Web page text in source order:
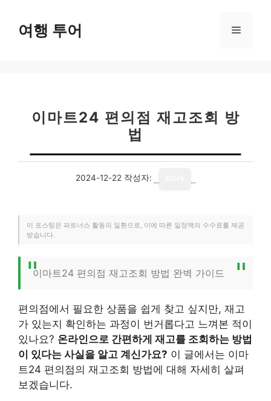
여행 투어 메
이마트24 편의점 재고조회 방
법
2024-12-22 작성자:
이 포스팅은 파트너스 활동의 일환으로, 이에 따른 일정액의 수수료를 제공
받습니다.
이마트24 편의점 재고조회 방법 완벽 가이드
편의점에서 필요한 상품을 쉽게 찾고 싶지만, 재고
가 있는지 확인하는 과정이 번거롭다고 느껴본 적이
있나요? 온라인으로 간편하게 재고를 조회하는 방법
이 있다는 사실을 알고 계신가요? 이 글에서는 이마
트24 편의점의 재고조회 방법에 대해 자세히 살펴
보겠습니다.